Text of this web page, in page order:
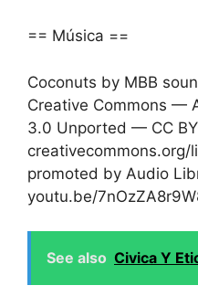
== Música ==
Coconuts by MBB
Creative Commons —
3.0 Unported — CC
promoted by Audio
youtu.be/
See also Civica Y